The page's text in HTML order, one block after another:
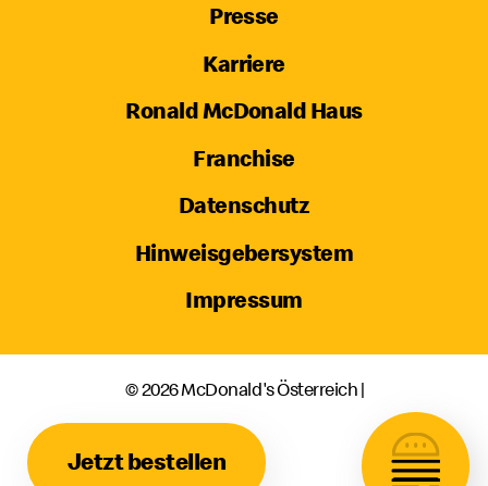
Jetzt bestellen
Presse
Karriere
Ronald McDonald Haus
Franchise
Datenschutz
Hinweisgebersystem
Impressum
© 2026 McDonald's Österreich |